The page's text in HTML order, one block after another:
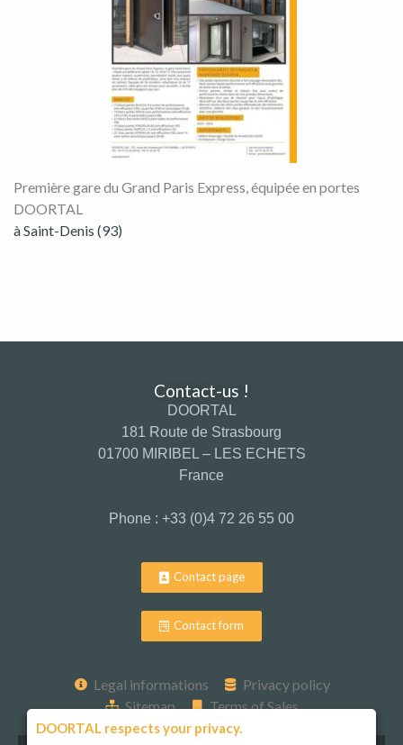
Première gare du Grand Paris Express, équipée en portes
DOORTAL
à Saint-Denis (93)
Contact-us !
DOORTAL
181 Route de Strasbourg
01700 MIRIBEL – LES ECHETS
France
Phone : +33 (0)4 72 26 55 00
Contact page
Contact form
Legal informations
Privacy policy
Sitemap
Terms of Sales
DOORTAL respects your privacy.